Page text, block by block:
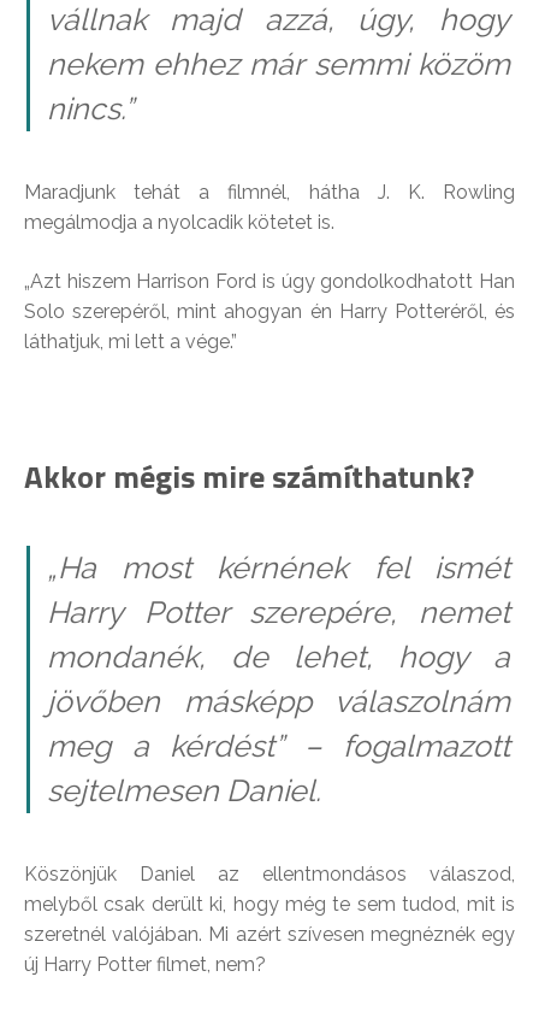
vállnak majd azzá, úgy, hogy
nekem ehhez már semmi közöm
nincs.”
Maradjunk tehát a filmnél, hátha J. K. Rowling
megálmodja a nyolcadik kötetet is.
„Azt hiszem Harrison Ford is úgy gondolkodhatott Han
Solo szerepéről, mint ahogyan én Harry Potteréről, és
láthatjuk, mi lett a vége.”
Akkor mégis mire számíthatunk?
„Ha most kérnének fel ismét
Harry Potter szerepére, nemet
mondanék, de lehet, hogy a
jövőben másképp válaszolnám
meg a kérdést” – fogalmazott
sejtelmesen Daniel.
Köszönjük Daniel az ellentmondásos válaszod,
melyből csak derült ki, hogy még te sem tudod, mit is
szeretnél valójában. Mi azért szívesen megnéznék egy
új Harry Potter filmet, nem?